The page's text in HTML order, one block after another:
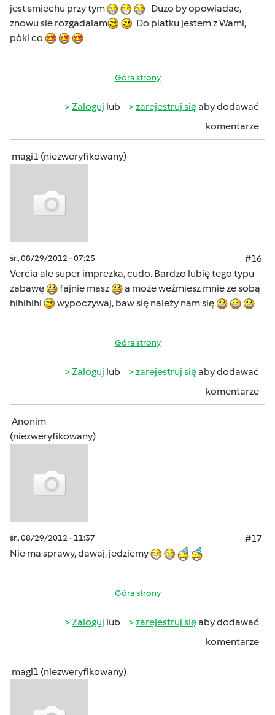
jest smiechu przy tym
Duzo by opowiadac,
znowu sie rozgadalam
Do piatku jestem z Wami,
pòki co
Góra strony
Zaloguj lub zarejestruj sięaby dodawać
komentarze
magi1 (niezweryfikowany)
śr., 08/29/2012 - 07:25
#16
Vercia ale super imprezka, cudo. Bardzo lubię tego typu
zabawę
fajnie masz
a może weźmiesz mnie ze sobą
hihihihi
wypoczywaj, baw się należy nam się
Góra strony
Zaloguj lub zarejestruj sięaby dodawać
komentarze
Anonim
(niezweryfikowany)
śr., 08/29/2012 - 11:37
#17
Nie ma sprawy, dawaj, jedziemy
Góra strony
Zaloguj lub zarejestruj sięaby dodawać
komentarze
magi1 (niezweryfikowany)